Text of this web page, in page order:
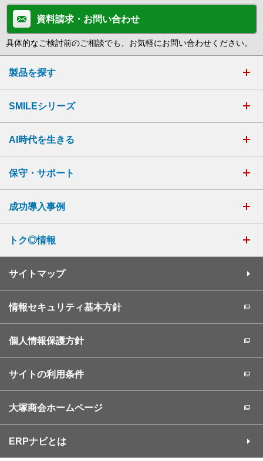
資料請求・お問い合わせ
具体的なご検討前のご相談でも、お気軽にお問い合わせください。
製品を探す
SMILEシリーズ
AI時代を生きる
保守・サポート
成功導入事例
トク◎情報
サイトマップ
情報セキュリティ基本方針
個人情報保護方針
サイトの利用条件
大塚商会ホームページ
ERPナビとは